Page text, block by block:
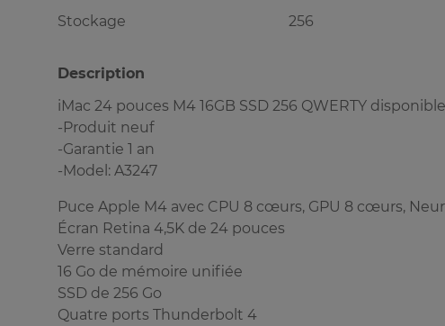
Stockage
256
Description
iMac 24 pouces M4 16GB SSD 256 QWERTY
-Produit neuf
-Garantie 1 an
-Model: A3247
Puce Apple M4 avec CPU 8 cœurs, GPU 8 cœurs,
Écran Retina 4,5K de 24 pouces
Verre standard
16 Go de mémoire unifiée
SSD de 256 Go
Quatre ports Thunderbolt 4